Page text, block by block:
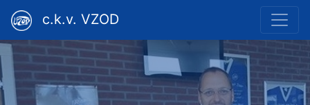
c.k.v. VZOD